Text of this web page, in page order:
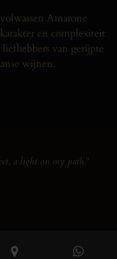
Amarone
en complexiteit
van gerijpte
wijnen.
a light on my path."